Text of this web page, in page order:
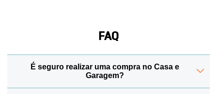
FAQ
É seguro realizar uma compra no Casa e
Garagem?